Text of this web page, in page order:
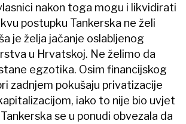
nakon toga mogu i likvidirati
postupku Tankerska ne želi
je želja jačanje oslabljenog
u Hrvatskoj. Ne želimo da
egzotika. Osim financijskog
zadnjem pokušaju privatizacije
iako to nije bio uvjet
se u ponudi obvezala da